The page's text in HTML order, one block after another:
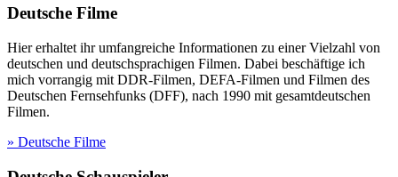
Deutsche Filme
Hier erhaltet ihr umfangreiche Informationen zu einer Vielzahl von
deutschen und deutschsprachigen Filmen. Dabei beschäftige ich
mich vorrangig mit DDR-Filmen, DEFA-Filmen und Filmen des
Deutschen Fernsehfunks (DFF), nach 1990 mit gesamtdeutschen
Filmen.
» Deutsche Filme